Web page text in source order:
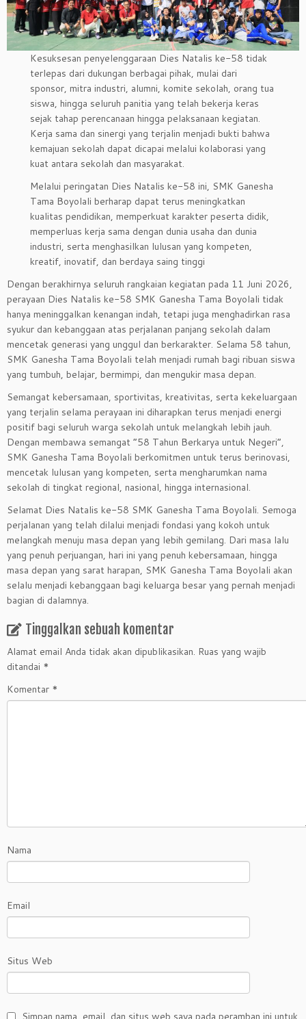
Kesuksesan penyelenggaraan Dies Natalis ke-58 tidak
terlepas dari dukungan berbagai pihak, mulai dari
sponsor, mitra industri, alumni, komite sekolah, orang tua
siswa, hingga seluruh panitia yang telah bekerja keras
sejak tahap perencanaan hingga pelaksanaan kegiatan.
Kerja sama dan sinergi yang terjalin menjadi bukti bahwa
kemajuan sekolah dapat dicapai melalui kolaborasi yang
kuat antara sekolah dan masyarakat.
Melalui peringatan Dies Natalis ke-58 ini, SMK Ganesha
Tama Boyolali berharap dapat terus meningkatkan
kualitas pendidikan, memperkuat karakter peserta didik,
memperluas kerja sama dengan dunia usaha dan dunia
industri, serta menghasilkan lulusan yang kompeten,
kreatif, inovatif, dan berdaya saing tinggi
Dengan berakhirnya seluruh rangkaian kegiatan pada 11 Juni 2026,
perayaan Dies Natalis ke-58 SMK Ganesha Tama Boyolali tidak
hanya meninggalkan kenangan indah, tetapi juga menghadirkan rasa
syukur dan kebanggaan atas perjalanan panjang sekolah dalam
mencetak generasi yang unggul dan berkarakter. Selama 58 tahun,
SMK Ganesha Tama Boyolali telah menjadi rumah bagi ribuan siswa
yang tumbuh, belajar, bermimpi, dan mengukir masa depan.
Semangat kebersamaan, sportivitas, kreativitas, serta kekeluargaan
yang terjalin selama perayaan ini diharapkan terus menjadi energi
positif bagi seluruh warga sekolah untuk melangkah lebih jauh.
Dengan membawa semangat “58 Tahun Berkarya untuk Negeri”,
SMK Ganesha Tama Boyolali berkomitmen untuk terus berinovasi,
mencetak lulusan yang kompeten, serta mengharumkan nama
sekolah di tingkat regional, nasional, hingga internasional.
Selamat Dies Natalis ke-58 SMK Ganesha Tama Boyolali. Semoga
perjalanan yang telah dilalui menjadi fondasi yang kokoh untuk
melangkah menuju masa depan yang lebih gemilang. Dari masa lalu
yang penuh perjuangan, hari ini yang penuh kebersamaan, hingga
masa depan yang sarat harapan, SMK Ganesha Tama Boyolali akan
selalu menjadi kebanggaan bagi keluarga besar yang pernah menjadi
bagian di dalamnya.
Tinggalkan sebuah komentar
Alamat email Anda tidak akan dipublikasikan. Ruas yang wajib
ditandai *
Komentar *
Nama
Email
Situs Web
Simpan nama, email, dan situs web saya pada peramban ini untuk